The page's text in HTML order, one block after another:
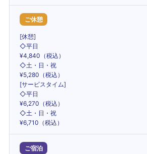
ご休憩
[休憩]
◇平日
¥4,840（税込）
◇土・日・祝
¥5,280（税込）
[サービスタイム]
◇平日
¥6,270（税込）
◇土・日・祝
¥6,710（税込）
ご宿泊